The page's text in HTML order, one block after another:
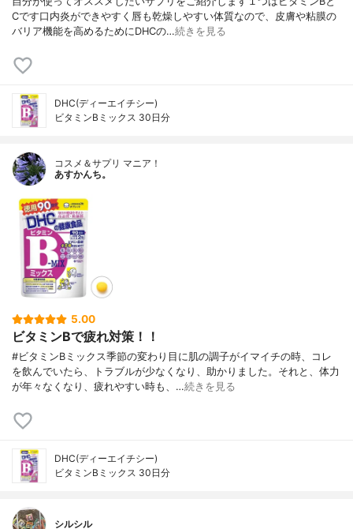
Cです口内炎ができやすく唇も乾燥しやすい体質なので、皮膚や粘膜の
バリア機能を高めるためにDHCの…続きを見る
DHC(ディーエイチシー)
ビタミンBミックス 30日分
コスメ＆サプリ マニア！
あすかんち。
5.00
ビタミンBで疲れ対策！！
#ビタミンBミックス季節の変わり目に肌の調子がイマイチの時、コレ
を飲んでいたら、トラブルが少なくなり、助かりました。それと、体力
が年々なくなり、疲れやすい時も、…続きを見る
DHC(ディーエイチシー)
ビタミンBミックス 30日分
シルシル